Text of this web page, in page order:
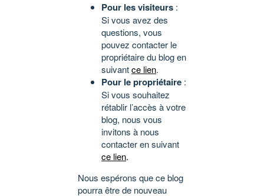
Pour les visiteurs :
Si vous avez des
questions, vous
pouvez contacter le
propriétaire du blog en
suivantce lien.
Pour le propriétaire :
Si vous souhaitez
rétablir l’accès à votre
blog, nous vous
invitons à nous
contacter en suivant
ce lien.
Nous espérons que ce blog
pourra être de nouveau